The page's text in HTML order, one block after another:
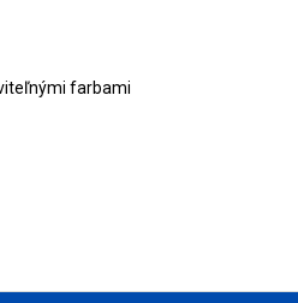
farbami